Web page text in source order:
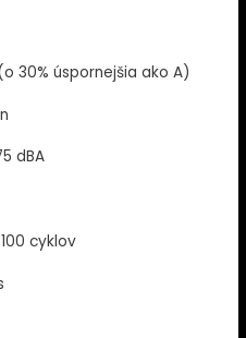
30% úspornejšia ako A)
dBA
cyklov